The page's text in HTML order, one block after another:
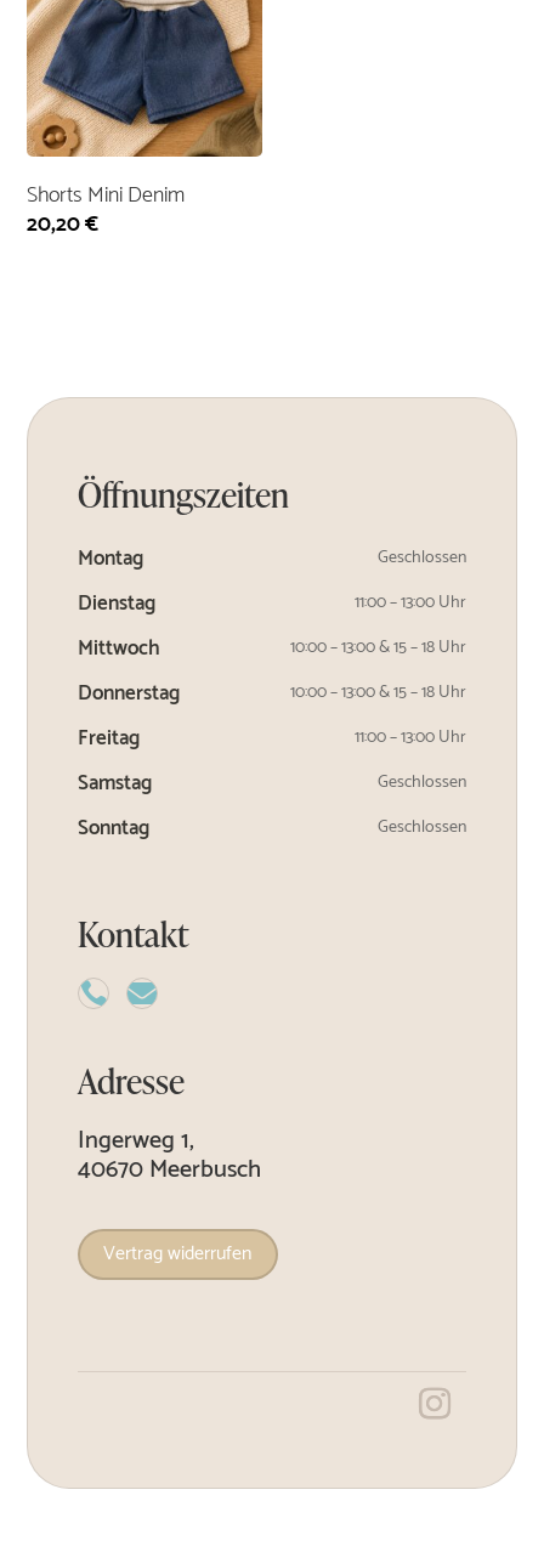
Shorts Mini Denim
20,20€
Öffnungszeiten
Montag Geschlossen
Dienstag 11:00 – 13:00 Uhr
Mittwoch 10:00 – 13:00 & 15 – 18 Uhr
Donnerstag 10:00 – 13:00 & 15 – 18 Uhr
Freitag 11:00 – 13:00 Uhr
Samstag Geschlossen
Sonntag Geschlossen
Kontakt
 
Adresse
Ingerweg 1,
40670 Meerbusch
Vertrag widerrufen